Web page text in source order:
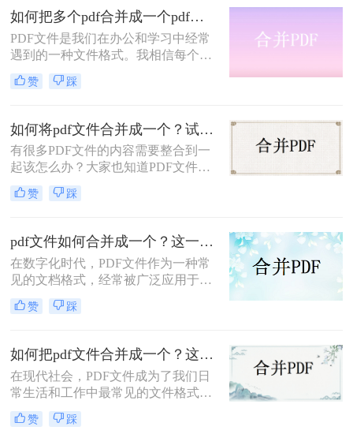
还能提高查阅效率。那么如何pdf文件
合并成一个呢？下面，我们将介绍几
种简单有效的方法，帮助您轻松地将
多个PDF文件合并成一个。
如何把多个pdf合并成一个pdf？分享合并PDF的三个方法！
PDF文件是我们在办公和学习中经常
遇到的一种文件格式。我相信每个人
的电脑里都有很多PDF文件。有时
候，为了方便文件的整理和更好的阅
的PDF文件合并在一起。那么，如何
把多个pdf合并成一个pdf呢？下面将
分享三种简单易操作的方法。让我们
来看看。
赞 踩
如何将pdf文件合并成一个？试试这二种方法！
有很多PDF文件的内容需要整合到一
起该怎么办？大家也知道PDF文件是
不易编辑的，想要将内容拼在一起还
真的不容易，不过我们可以选择将pdf
件合并成一个呢？下面一起看看吧。
赞 踩
pdf文件如何合并成一个？这一种操作方法十分简单！
在数字化时代，PDF文件作为一种常
见的文档格式，经常被广泛应用于各
行各业。有时候，我们可能会遇到需
要将多个PDF文件合并成一个完整文
将详细介绍pdf文件如何合并成一个。
赞 踩
如何把pdf文件合并成一个？这三个方法收藏起来吧！
在现代社会，PDF文件成为了我们日
常生活和工作中最常见的文件格式之
一。然而，有时候需要把多个PDF文
件合并成一个完整的文档，这可能会
赞 踩